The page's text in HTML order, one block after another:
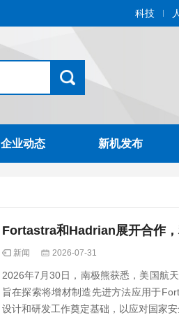
科技
企业动态 新机发布
Fortastra和Hadrian展开合作
新闻 2026-07-31
2026年7月30日，南极熊获悉，美国航
旨在探索将增材制造先进方法应用于
设计和研发工作奠定基础，以应对国家